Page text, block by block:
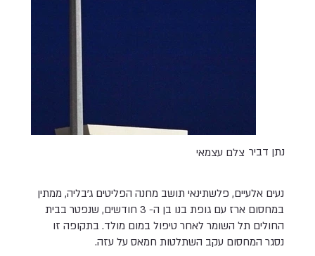
נתן דביר צלם עצמאי
נעים אלעיים, פלשתינאי תושב מחנה הפליטים ג'בליה, ממתין
במחסום ארז עם גופת בנו בן ה- 3 חודשים, שנפטר בבית
החולים תל השומר לאחר טיפול במום מולד. בתקופה זו
נסגר המחסום עקב השתלטות חמאס על עזה.